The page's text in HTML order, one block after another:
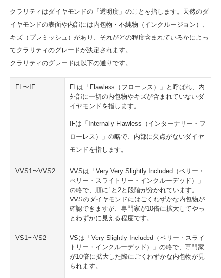
クラリティはダイヤモンドの「透明度」のことを指します。天然のダ
イヤモンドの表面や内部には内包物・不純物（インクルージョン）、
キズ（プレミッシュ）があり、それがどの程度含まれているかによっ
てクラリティのグレードが決定されます。
クラリティのグレードは以下の通りです。
FL〜IF
FLは「Flawless（フローレス）」と呼ばれ、内
外部に一切の内包物やキズが含まれていないダ
イヤモンドを指します。
IFは「Internally Flawless（インターナリー・フ
ローレス）」の略で、内部に欠点がないダイヤ
モンドを指します。
VVS1〜VVS2
VVSは「Very Very Slightly Included（ベリー・
べリー・スライトリー・インクルーデッド）」
の略で、順に1と2と段階が分かれています。
VVSのダイヤモンドにはごくわずかな内包物が
確認できますが、専門家が10倍に拡大してやっ
とわずかに見える程度です。
VS1〜VS2
VSは「Very Slightly Included（ベリー・スライ
トリー・インクルーデッド）」の略で、専門家
が10倍に拡大した際にごくわずかな内包物が見
られます。